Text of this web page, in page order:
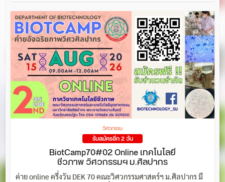
วิศวกรรม
รับสมัครอีก 2 วัน
BiotCamp70#02 Online เทคโนโลยี
ชีวภาพ วิศวกรรมฯ ม.ศิลปากร
ค่าย online ครึ่งวัน DEK 70 คณะวิศวกรรมศาสตร์ฯ ม.ศิลปากร มี